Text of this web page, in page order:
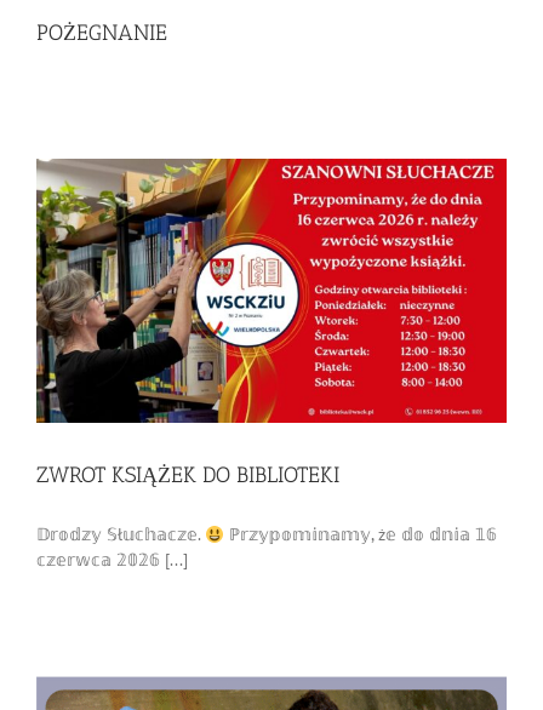
POŻEGNANIE
ZWROT KSIĄŻEK DO BIBLIOTEKI
𝔻𝕣𝕠𝕕𝕫𝕪 𝕊ł𝕦𝕔𝕙𝕒𝕔𝕫𝕖.
ℙ𝕣𝕫𝕪𝕡𝕠𝕞𝕚𝕟𝕒𝕞𝕪, ż𝕖 𝕕𝕠 𝕕𝕟𝕚𝕒 𝟙𝟞
𝕔𝕫𝕖𝕣𝕨𝕔𝕒 𝟚𝟘𝟚𝟞 [...]